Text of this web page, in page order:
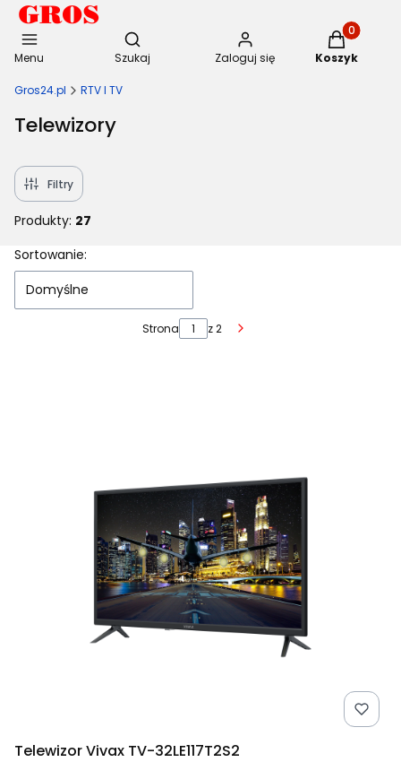
Menu
Otwórz wyszukiwarkę
Szukaj Zaloguj się
Produkty
Koszyk
Gros24.pl RTV I TV
Telewizory
Filtry
Produkty: 27
Lista produktów
Sortowanie:
Domyślne
Strona z 2 Następne produkty
Telewizor Vivax TV-32LE117T2S2